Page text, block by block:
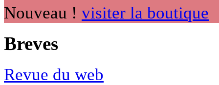
Nouveau ! visiter la boutique
Breves
Revue du web